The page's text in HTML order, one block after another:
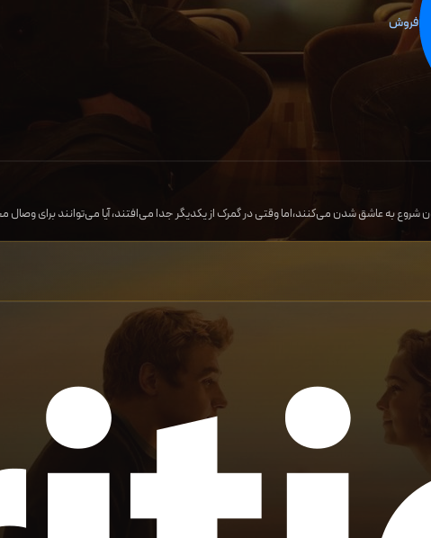
فروش
شروع به عاشق شدن می‌کنند،اما وقتی در گمرک از یکدیگر جدا می‌افتند، آیا می‌توانند برای